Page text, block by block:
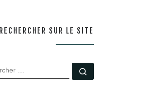
RECHERCHER SUR LE SITE
RECHERCHER